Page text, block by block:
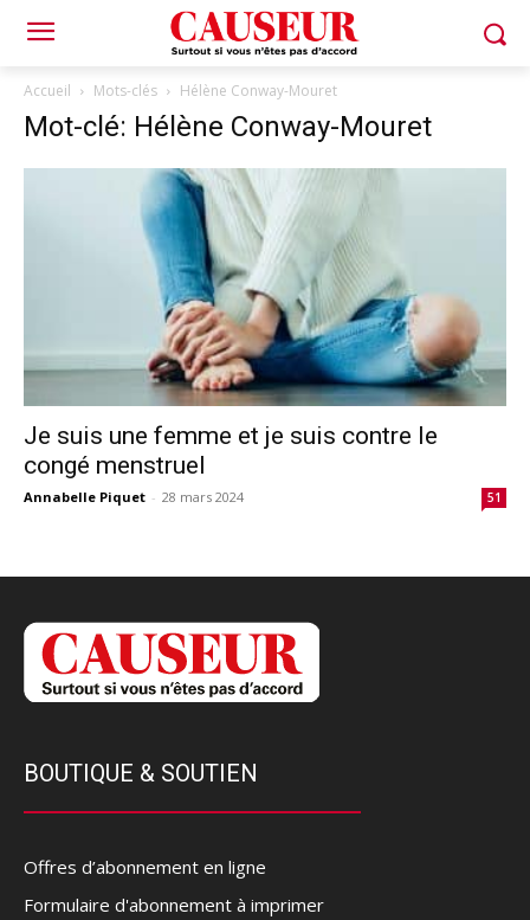
Accueil Mots-clés Hélène Conway-Mouret
Mot-clé: Hélène Conway-Mouret
Je suis une femme et je suis contre le
congé menstruel
Annabelle Piquet - 28 mars 2024 51
BOUTIQUE & SOUTIEN
Offres d’abonnement en ligne
Formulaire d'abonnement à imprimer